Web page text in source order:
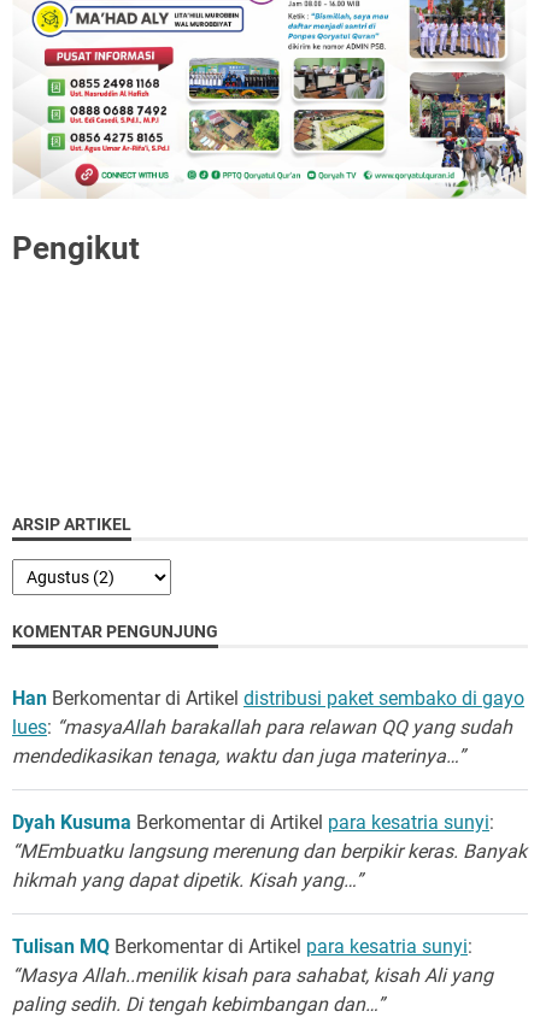
Pengikut
ARSIP ARTIKEL
KOMENTAR PENGUNJUNG
Han Berkomentar di Artikel distribusi paket sembako di gayo
lues: “masyaAllah barakallah para relawan QQ yang sudah
mendedikasikan tenaga, waktu dan juga materinya…”
Dyah Kusuma Berkomentar di Artikel para kesatria sunyi:
“MEmbuatku langsung merenung dan berpikir keras. Banyak
hikmah yang dapat dipetik. Kisah yang…”
Tulisan MQ Berkomentar di Artikel para kesatria sunyi:
“Masya Allah..menilik kisah para sahabat, kisah Ali yang
paling sedih. Di tengah kebimbangan dan…”